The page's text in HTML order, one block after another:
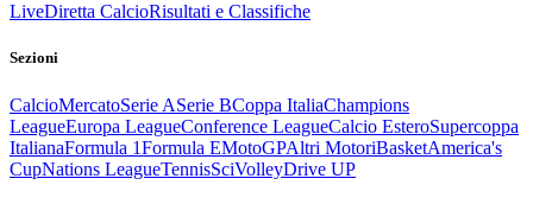
LiveDiretta CalcioRisultati e Classifiche
Sezioni
CalcioMercatoSerie ASerie BCoppa ItaliaChampions
LeagueEuropa LeagueConference LeagueCalcio EsteroSupercoppa
ItalianaFormula 1Formula EMotoGPAltri MotoriBasketAmerica's
CupNations LeagueTennisSciVolleyDrive UP